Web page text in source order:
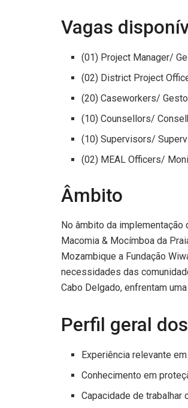
Vagas
(01) Project Manager/
(02) District Project
(20) Caseworkers/
(10) Counsellors/
(10) Supervisors/
(02) MEAL Officers/
Âmbito
No âmbito da
Macomia & Mocímboa da
Mozambique a Fundação
necessidades das
Cabo Delgado, enfrentam
Perfil geral
Experiência relevante
Conhecimento em
Capacidade de